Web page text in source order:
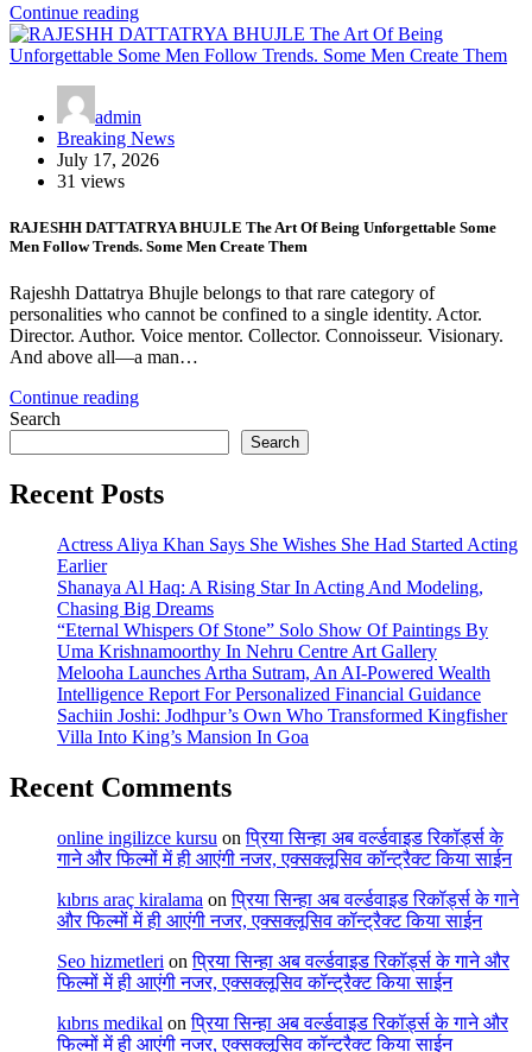
Continue reading
admin
Breaking News
July 17, 2026
31 views
RAJESHH DATTATRYA BHUJLE The Art Of Being Unforgettable Some
Men Follow Trends. Some Men Create Them
Rajeshh Dattatrya Bhujle belongs to that rare category of
personalities who cannot be confined to a single identity. Actor.
Director. Author. Voice mentor. Collector. Connoisseur. Visionary.
And above all—a man…
Continue reading
Search
Search
Recent Posts
Actress Aliya Khan Says She Wishes She Had Started Acting
Earlier
Shanaya Al Haq: A Rising Star In Acting And Modeling,
Chasing Big Dreams
“Eternal Whispers Of Stone” Solo Show Of Paintings By
Uma Krishnamoorthy In Nehru Centre Art Gallery
Melooha Launches Artha Sutram, An AI-Powered Wealth
Intelligence Report For Personalized Financial Guidance
Sachiin Joshi: Jodhpur’s Own Who Transformed Kingfisher
Villa Into King’s Mansion In Goa
Recent Comments
online ingilizce kursu onप्रिया सिन्हा अब वर्ल्डवाइड रिकॉर्ड्स के
गाने और फिल्मों में ही आएंगी नजर, एक्सक्लूसिव कॉन्ट्रैक्ट किया साईन
kıbrıs araç kiralama onप्रिया सिन्हा अब वर्ल्डवाइड रिकॉर्ड्स के गाने
और फिल्मों में ही आएंगी नजर, एक्सक्लूसिव कॉन्ट्रैक्ट किया साईन
Seo hizmetleri onप्रिया सिन्हा अब वर्ल्डवाइड रिकॉर्ड्स के गाने और
फिल्मों में ही आएंगी नजर, एक्सक्लूसिव कॉन्ट्रैक्ट किया साईन
kıbrıs medikal onप्रिया सिन्हा अब वर्ल्डवाइड रिकॉर्ड्स के गाने और
फिल्मों में ही आएंगी नजर, एक्सक्लूसिव कॉन्ट्रैक्ट किया साईन